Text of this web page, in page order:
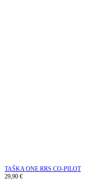
TAŠKA ONE RRS CO-PILOT
29,90 €